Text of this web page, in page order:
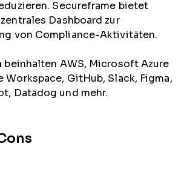
Secureframe bietet
Dashboard zur
von Compliance-Aktivitäten.
beinhalten AWS, Microsoft Azure
Workspace, GitHub, Slack, Figma,
Datadog und mehr.